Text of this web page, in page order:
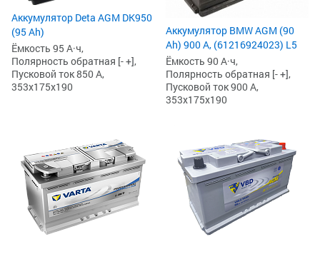
Аккумулятор Deta AGM DK950
(95 Ah)
Ёмкость 95 А·ч,
Полярность обратная [- +],
Пусковой ток 850 А,
353x175x190
Аккумулятор BMW AGM (90
Ah) 900 А, (61216924023) L5
Ёмкость 90 А·ч,
Полярность обратная [- +],
Пусковой ток 900 А,
353x175x190